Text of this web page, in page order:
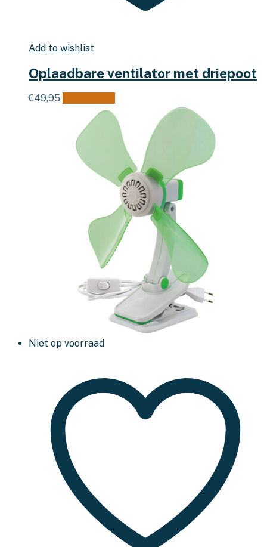
Add to wishlist
Oplaadbare ventilator met driepoot
€49,95
Niet op voorraad